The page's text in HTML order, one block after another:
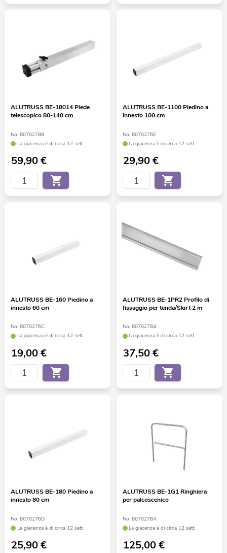
ALUTRUSS BE-18014 Piede
telescopico 80-140 cm
No. 80702788
La giacenza è di circa 12 sett.
59,90€
ALUTRUSS BE-1100 Piedino a
innesto 100 cm
No. 8070276E
La giacenza è di circa 12 sett.
29,90€
ALUTRUSS BE-160 Piedino a
innesto 60 cm
No. 8070276C
La giacenza è di circa 12 sett.
19,00€
ALUTRUSS BE-1PR2 Profilo di
fissaggio per tenda/Skirt 2 m
No. 80702784
La giacenza è di circa 12 sett.
37,50€
ALUTRUSS BE-180 Piedino a
innesto 80 cm
No. 8070276D
La giacenza è di circa 12 sett.
25,90€
ALUTRUSS BE-1G1 Ringhiera
per palcoscenico
No. 8070278A
La giacenza è di circa 12 sett.
125,00€